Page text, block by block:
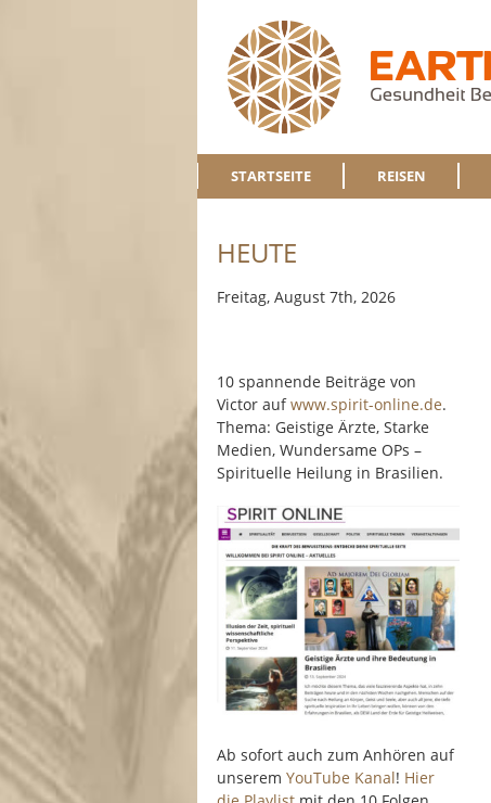
STARTSEITE REISEN
HEUTE
Freitag, August 7th, 2026
10 spannende Beiträge von
Victor aufwww.spirit-online.de.
Thema: Geistige Ärzte, Starke
Medien, Wundersame OPs –
Spirituelle Heilung in Brasilien.
Ab sofort auch zum Anhören auf
unseremYouTube Kanal! Hier